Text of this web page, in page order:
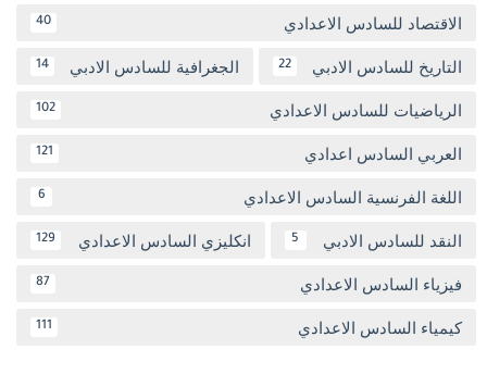
الاقتصاد للسادس الاعدادي 40
التاريخ للسادس الادبي 22 الجغرافية للسادس الادبي 14
الرياضيات للسادس الاعدادي 102
العربي السادس اعدادي 121
اللغة الفرنسية السادس الاعدادي 6
النقد للسادس الادبي 5 انكليزي السادس الاعدادي 129
فيزياء السادس الاعدادي 87
كيمياء السادس الاعدادي 111